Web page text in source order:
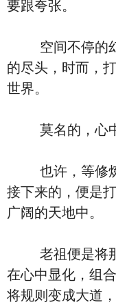
要跟夸张。
空间不停的幻
的尽头，时而，
世界。
莫名的，心中
也许，等修炼
接下来的，便是
广阔的天地中。
老祖便是将那
在心中显化，组
将规则变成大道